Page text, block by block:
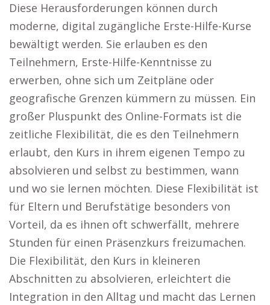
Diese Herausforderungen können durch
moderne, digital zugängliche Erste-Hilfe-Kurse
bewältigt werden. Sie erlauben es den
Teilnehmern, Erste-Hilfe-Kenntnisse zu
erwerben, ohne sich um Zeitpläne oder
geografische Grenzen kümmern zu müssen. Ein
großer Pluspunkt des Online-Formats ist die
zeitliche Flexibilität, die es den Teilnehmern
erlaubt, den Kurs in ihrem eigenen Tempo zu
absolvieren und selbst zu bestimmen, wann
und wo sie lernen möchten. Diese Flexibilität ist
für Eltern und Berufstätige besonders von
Vorteil, da es ihnen oft schwerfällt, mehrere
Stunden für einen Präsenzkurs freizumachen.
Die Flexibilität, den Kurs in kleineren
Abschnitten zu absolvieren, erleichtert die
Integration in den Alltag und macht das Lernen